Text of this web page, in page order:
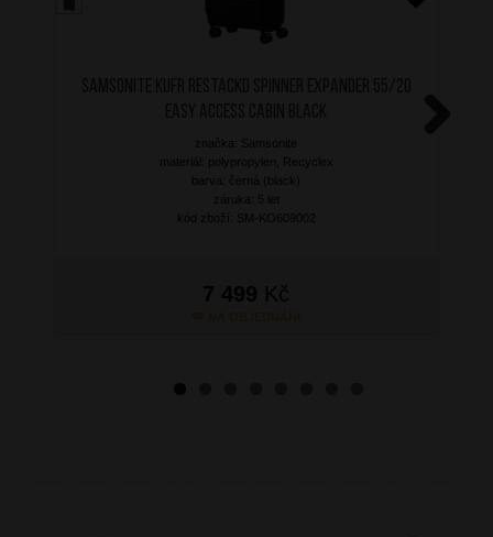
značka: Samsonite
materiál: polypropylen, Recyclex
barva: černá (black)
záruka: 5 let
kód zboží: SM-KO609002